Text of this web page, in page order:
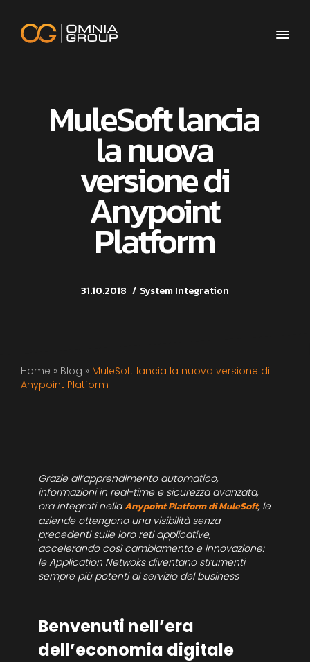
MuleSoft lancia
la nuova
versione di
Anypoint
Platform
31.10.2018 System Integration
Home » Blog » MuleSoft lancia la nuova versione di
Anypoint Platform
Grazie all’apprendimento automatico,
informazioni in real-time e sicurezza avanzata,
ora integrati nellaAnypoint Platform di MuleSoft, le
aziende ottengono una visibilità senza
precedenti sulle loro reti applicative,
accelerando così cambiamento e innovazione:
le Application Netwoks diventano strumenti
sempre più potenti al servizio del business
Benvenuti nell’era
dell’economia digitale